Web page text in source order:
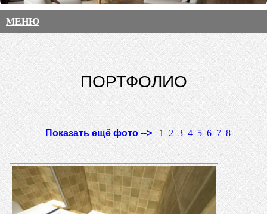
МЕНЮ
ПОРТФОЛИО
Показать ещё фото --> 12 3 4 5 6 7 8